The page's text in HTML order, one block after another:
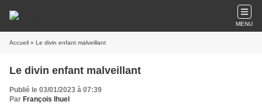
MENU
Accueil » Le divin enfant malveillant
Le divin enfant malveillant
Publié le 03/01/2023 à 07:39
Par François Ihuel